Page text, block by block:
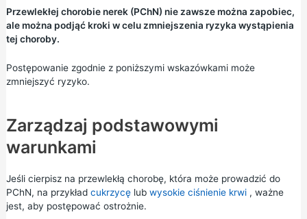
Przewlekłej chorobie nerek (PChN) nie zawsze można zapobiec,
ale można podjąć kroki w celu zmniejszenia ryzyka wystąpienia
tej choroby.
Postępowanie zgodnie z poniższymi wskazówkami może
zmniejszyć ryzyko.
Zarządzaj podstawowymi
warunkami
Jeśli cierpisz na przewlekłą chorobę, która może prowadzić do
PChN, na przykład cukrzycęlub wysokie ciśnienie krwi, ważne
jest, aby postępować ostrożnie.